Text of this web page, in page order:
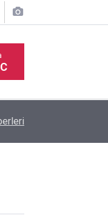
yangın riskine karşı